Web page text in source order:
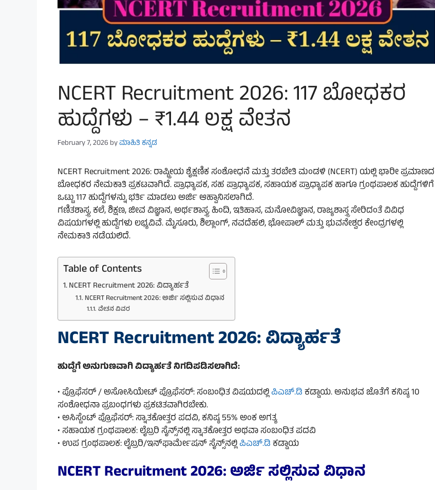
NCERT Recruitment 2026: 117 ಬೋಧಕರ
ಹುದ್ದೆಗಳು – ₹1.44 ಲಕ್ಷ ವೇತನ
February 7, 2026 byಮಾಹಿತಿ ಕನ್ನಡ
NCERT Recruitment 2026: ರಾಷ್ಟ್ರೀಯ ಶೈಕ್ಷಣಿಕ ಸಂಶೋಧನೆ ಮತ್ತು ತರಬೇತಿ ಮಂಡಳಿ (NCERT) ಯಲ್ಲಿ ಭಾರೀ ಪ್ರಮಾಣದ
ಬೋಧಕರ ನೇಮಕಾತಿ ಪ್ರಕಟವಾಗಿದೆ. ಪ್ರಾಧ್ಯಾಪಕ, ಸಹ ಪ್ರಾಧ್ಯಾಪಕ, ಸಹಾಯಕ ಪ್ರಾಧ್ಯಾಪಕ ಹಾಗೂ ಗ್ರಂಥಪಾಲಕ ಹುದ್ದೆಗಳಿಗೆ
ಒಟ್ಟು 117 ಹುದ್ದೆಗಳನ್ನು ಭರ್ತಿ ಮಾಡಲು ಅರ್ಜಿ ಆಹ್ವಾನಿಸಲಾಗಿದೆ.
ಗಣಿತಶಾಸ್ತ್ರ, ಕಲೆ, ಶಿಕ್ಷಣ, ಜೀವ ವಿಜ್ಞಾನ, ಅರ್ಥಶಾಸ್ತ್ರ, ಹಿಂದಿ, ಇತಿಹಾಸ, ಮನೋವಿಜ್ಞಾನ, ರಾಜ್ಯಶಾಸ್ತ್ರ ಸೇರಿದಂತೆ ವಿವಿಧ
ವಿಷಯಗಳಲ್ಲಿ ಹುದ್ದೆಗಳು ಲಭ್ಯವಿವೆ. ಮೈಸೂರು, ಶಿಲ್ಲಾಂಗ್, ನವದೆಹಲಿ, ಭೋಪಾಲ್ ಮತ್ತು ಭುವನೇಶ್ವರ ಕೇಂದ್ರಗಳಲ್ಲಿ
ನೇಮಕಾತಿ ನಡೆಯಲಿದೆ.
Table of Contents
NCERT Recruitment 2026: ವಿದ್ಯಾರ್ಹತೆ
NCERT Recruitment 2026: ಅರ್ಜಿ ಸಲ್ಲಿಸುವ ವಿಧಾನ
ವೇತನ ವಿವರ
NCERT Recruitment 2026: ವಿದ್ಯಾರ್ಹತೆ
ಹುದ್ದೆಗೆ ಅನುಗುಣವಾಗಿ ವಿದ್ಯಾರ್ಹತೆ ನಿಗದಿಪಡಿಸಲಾಗಿದೆ:
• ಪ್ರೊಫೆಸರ್ / ಅಸೋಸಿಯೇಟ್ ಪ್ರೊಫೆಸರ್: ಸಂಬಂಧಿತ ವಿಷಯದಲ್ಲಿಪಿಎಚ್.ಡಿಕಡ್ಡಾಯ. ಅನುಭವ ಜೊತೆಗೆ ಕನಿಷ್ಠ 10
ಸಂಶೋಧನಾ ಪ್ರಬಂಧಗಳು ಪ್ರಕಟಿತವಾಗಿರಬೇಕು.
• ಅಸಿಸ್ಟೆಂಟ್ ಪ್ರೊಫೆಸರ್: ಸ್ನಾತಕೋತ್ತರ ಪದವಿ, ಕನಿಷ್ಠ 55% ಅಂಕ ಅಗತ್ಯ
• ಸಹಾಯಕ ಗ್ರಂಥಪಾಲಕ: ಲೈಬ್ರರಿ ಸೈನ್ಸ್‌ನಲ್ಲಿ ಸ್ನಾತಕೋತ್ತರ ಅಥವಾ ಸಂಬಂಧಿತ ಪದವಿ
• ಉಪ ಗ್ರಂಥಪಾಲಕ: ಲೈಬ್ರರಿ/ಇನ್‌ಫಾರ್ಮೇಷನ್ ಸೈನ್ಸ್‌ನಲ್ಲಿಪಿಎಚ್.ಡಿಕಡ್ಡಾಯ
NCERT Recruitment 2026: ಅರ್ಜಿ ಸಲ್ಲಿಸುವ ವಿಧಾನ